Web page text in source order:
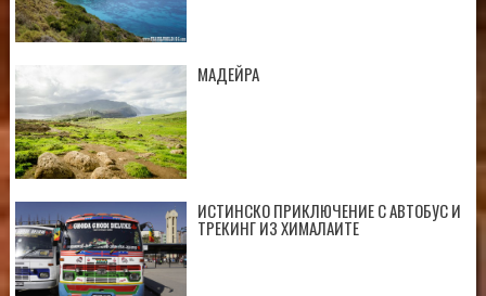
МАДЕЙРА
ИСТИНСКО ПРИКЛЮЧЕНИЕ С АВТОБУС И
ТРЕКИНГ ИЗ ХИМАЛАИТЕ